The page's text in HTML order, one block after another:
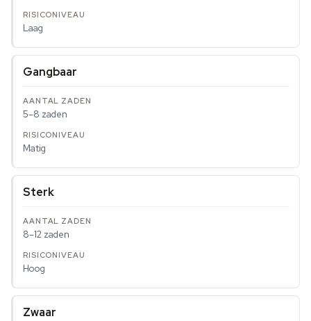
Laag
Gangbaar
5–8 zaden
Matig
Sterk
8–12 zaden
Hoog
Zwaar